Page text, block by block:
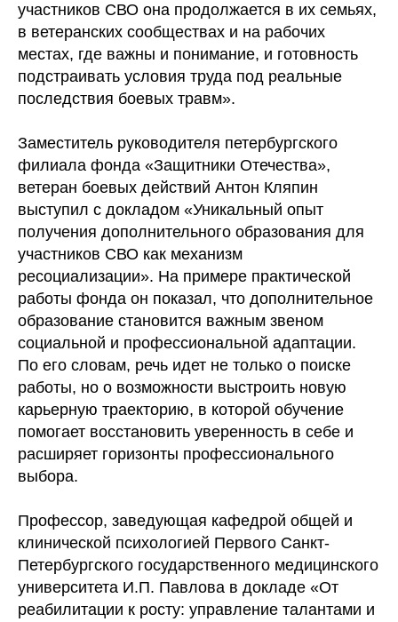
участников СВО она продолжается в их семьях,
в ветеранских сообществах и на рабочих
местах, где важны и понимание, и готовность
подстраивать условия труда под реальные
последствия боевых травм».
Заместитель руководителя петербургского
филиала фонда «Защитники Отечества»,
ветеран боевых действий Антон Кляпин
выступил с докладом «Уникальный опыт
получения дополнительного образования для
участников СВО как механизм
ресоциализации». На примере практической
работы фонда он показал, что дополнительное
образование становится важным звеном
социальной и профессиональной адаптации.
По его словам, речь идет не только о поиске
работы, но о возможности выстроить новую
карьерную траекторию, в которой обучение
помогает восстановить уверенность в себе и
расширяет горизонты профессионального
выбора.
Профессор, заведующая кафедрой общей и
клинической психологией Первого Санкт-
Петербургского государственного медицинского
университета И.П. Павлова в докладе «От
реабилитации к росту: управление талантами и